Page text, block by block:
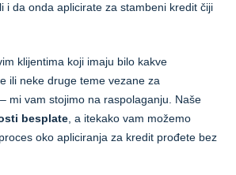
i da onda aplicirate za stambeni kredit čiji
klijentima koji imaju bilo kakve
ili neke druge teme vezane za
mi vam stojimo na raspolaganju. Naše
besplate, a itekako vam možemo
oko apliciranja za kredit prođete bez